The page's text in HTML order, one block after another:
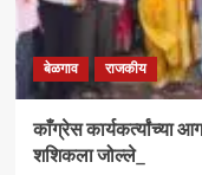
बेळगाव राजकीय
काँग्रेस कार्यकर्त्यांच्या
शशिकला जोल्ले_